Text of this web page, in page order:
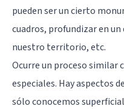
pueden ser un cierto
cuadros, profundizar en
nuestro territorio, etc.
Ocurre un proceso similar
especiales. Hay aspectos
sólo conocemos